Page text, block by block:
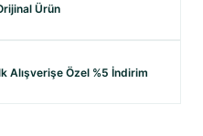
Ürün
Alışverişe Özel %5 İndirim